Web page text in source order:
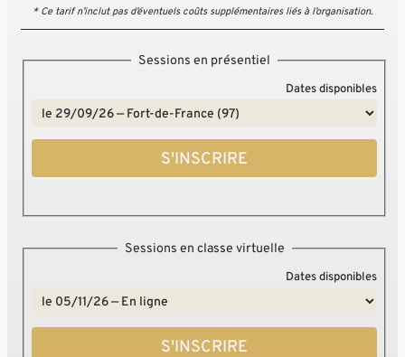
* Ce tarif n’inclut pas d’éventuels coûts supplémentaires liés à l’organisation.
Sessions en présentiel
Dates disponibles
S'INSCRIRE
Sessions en classe virtuelle
Dates disponibles
S'INSCRIRE